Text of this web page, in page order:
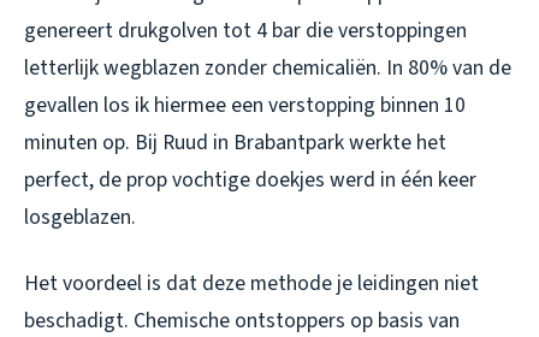
genereert drukgolven tot 4 bar die verstoppingen
letterlijk wegblazen zonder chemicaliën. In 80% van de
gevallen los ik hiermee een verstopping binnen 10
minuten op. Bij Ruud in Brabantpark werkte het
perfect, de prop vochtige doekjes werd in één keer
losgeblazen.
Het voordeel is dat deze methode je leidingen niet
beschadigt. Chemische ontstoppers op basis van